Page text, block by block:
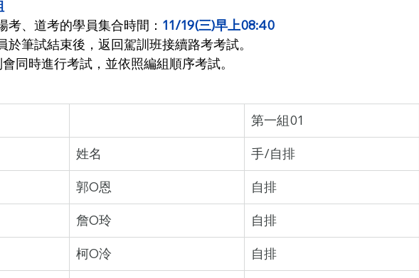
、道考的學員集合時間： 11/19(三)早上08:40
於筆試結束後，返回駕訓班接續路考考試。
同時進行考試，並依照編組順序考試。
第一組01
姓名 手/自排
郭O恩 自排
詹O玲 自排
柯O泠 自排